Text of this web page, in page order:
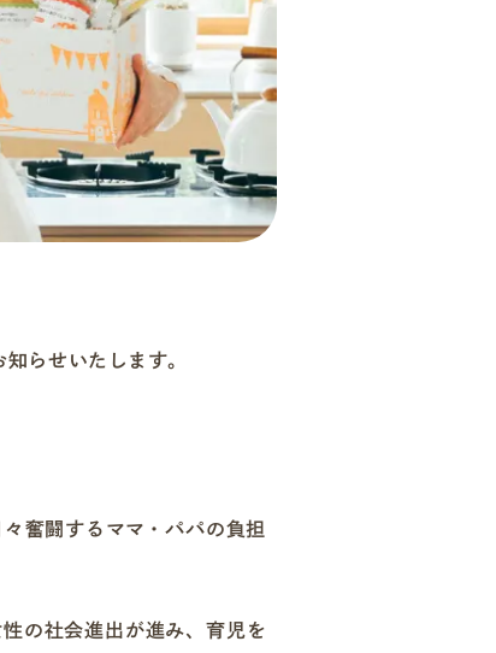
らせいたします。
奮闘するママ・パパの負担
の社会進出が進み、育児を